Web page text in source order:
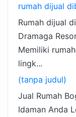
rumah dijual
Rumah dijual
Dramaga
Memiliki
lingk...
(tanpa judul)
Jual Rumah
Idaman Anda